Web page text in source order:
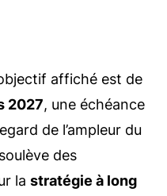
affiché est de
2027, une échéance
de l’ampleur du
des
la stratégie à long